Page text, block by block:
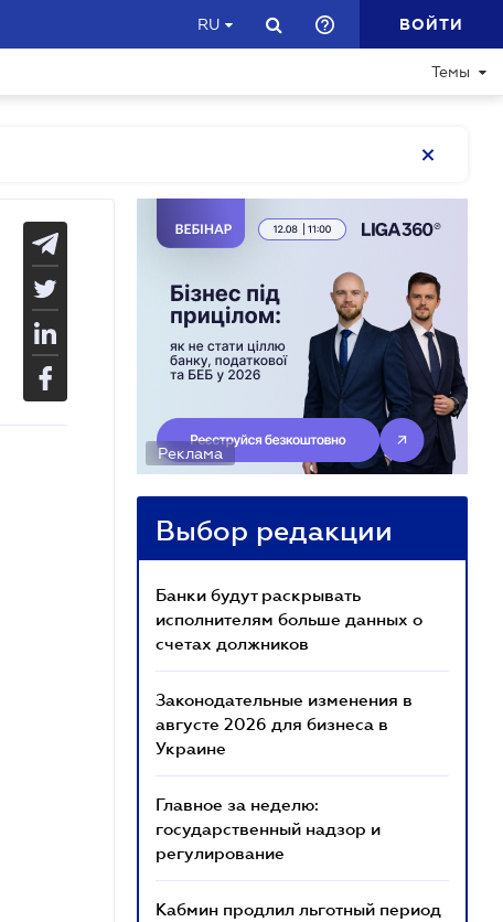
RU ВОЙТИ
Темы
Реклама
Выбор редакции
Банки будут раскрывать
исполнителям больше данных о
счетах должников
Законодательные изменения в
августе 2026 для бизнеса в
Украине
Главное за неделю:
государственный надзор и
регулирование
Кабмин продлил льготный период